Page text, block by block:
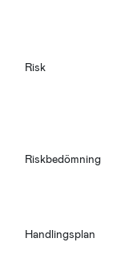
Risk
Riskbedömning
Handlingsplan